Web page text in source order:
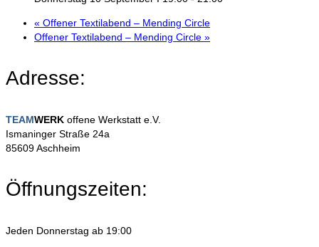
« Offener Textilabend – Mending Circle
Offener Textilabend – Mending Circle »
Adresse:
TEAMWERK offene Werkstatt e.V.
Ismaninger Straße 24a
85609 Aschheim
Öffnungszeiten:
Jeden Donnerstag ab 19:00